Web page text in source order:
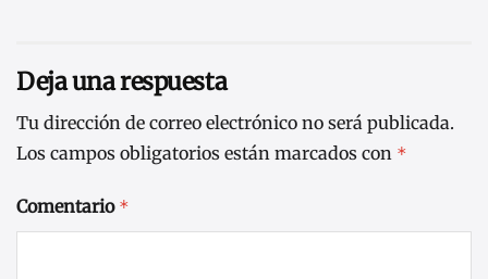
Deja una respuesta
Tu dirección de correo electrónico no será publicada.
Los campos obligatorios están marcados con *
Comentario *